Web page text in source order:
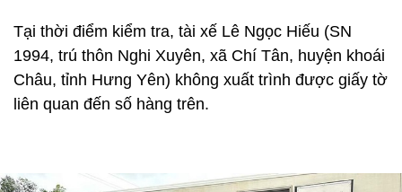
Tại thời điểm kiểm tra, tài xế Lê Ngọc Hiếu (SN
1994, trú thôn Nghi Xuyên, xã Chí Tân, huyện khoái
Châu, tỉnh Hưng Yên) không xuất trình được giấy tờ
liên quan đến số hàng trên.